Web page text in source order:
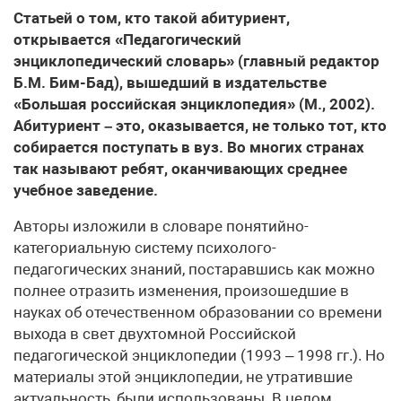
Статьей о том, кто такой абитуриент,
открывается «Педагогический
энциклопедический словарь» (главный редактор
Б.М. Бим-Бад), вышедший в издательстве
«Большая российская энциклопедия» (М., 2002).
Абитуриент – это, оказывается, не только тот, кто
собирается поступать в вуз. Во многих странах
так называют ребят, оканчивающих среднее
учебное заведение.
Авторы изложили в словаре понятийно-
категориальную систему психолого-
педагогических знаний, постаравшись как можно
полнее отразить изменения, произошедшие в
науках об отечественном образовании со времени
выхода в свет двухтомной Российской
педагогической энциклопедии (1993 – 1998 гг.). Но
материалы этой энциклопедии, не утратившие